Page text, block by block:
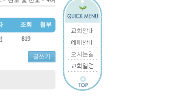
조회 첨부
819
글쓰기